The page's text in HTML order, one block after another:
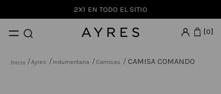
2X1 EN TODO EL SITIO
0
Ayres Indumentaria Camisas CAMISA COMANDO